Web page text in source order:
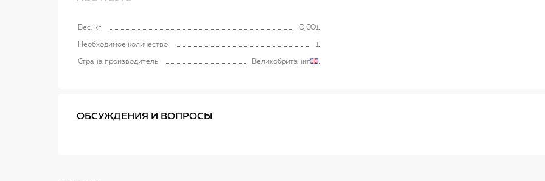
Вес, кг 0,001
Необходимое количество 1
Страна производитель Великобритания
ОБСУЖДЕНИЯ И ВОПРОСЫ